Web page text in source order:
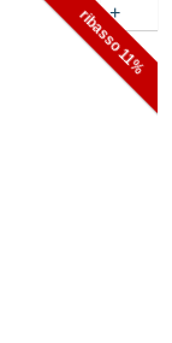
+
ribasso 11%